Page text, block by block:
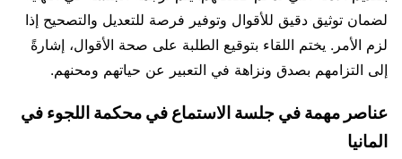
لضمان توثيق دقيق للأقوال وتوفير فرصة للتعديل والتصحيح إذا
لزم الأمر. يختم اللقاء بتوقيع الطلبة على صحة الأقوال، إشارةً
إلى التزامهم بصدق ونزاهة في التعبير عن حياتهم ومحنهم.
عناصر مهمة في جلسة الاستماع في محكمة اللجوء في
المانيا